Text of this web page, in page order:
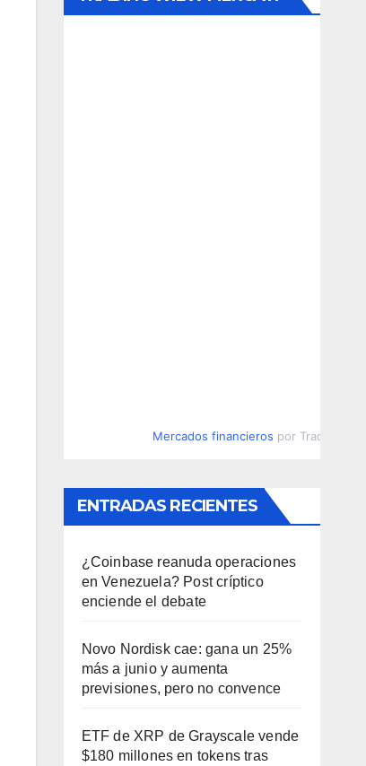
Mercados financieros por
ENTRADAS RECIENTES
¿Coinbase reanuda operaciones
en Venezuela? Post críptico
enciende el debate
Novo Nordisk cae: gana un 25%
más a junio y aumenta
previsiones, pero no convence
ETF de XRP de Grayscale vende
$180 millones en tokens tras